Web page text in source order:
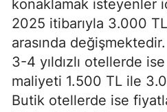
konaklamak isteyenler
2025 itibarıyla 3.000
arasında
3-4 yıldızlı otellerde
maliyeti 1.500 TL ile
Butik otellerde ise